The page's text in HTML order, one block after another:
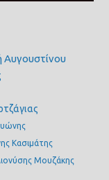
Αυγουστίνου
Κασιμάτης
Μουζάκης